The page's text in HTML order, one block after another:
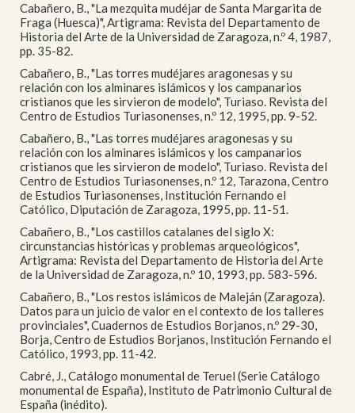
Cabañero, B., "La mezquita mudéjar de Santa Margarita de
Fraga (Huesca)", Artigrama: Revista del Departamento de
Historia del Arte de la Universidad de Zaragoza, n.º 4, 1987,
pp. 35-82.
Cabañero, B., "Las torres mudéjares aragonesas y su
relación con los alminares islámicos y los campanarios
cristianos que les sirvieron de modelo", Turiaso. Revista del
Centro de Estudios Turiasonenses, n.º 12, 1995, pp. 9-52.
Cabañero, B., "Las torres mudéjares aragonesas y su
relación con los alminares islámicos y los campanarios
cristianos que les sirvieron de modelo", Turiaso. Revista del
Centro de Estudios Turiasonenses, n.º 12, Tarazona, Centro
de Estudios Turiasonenses, Institución Fernando el
Católico, Diputación de Zaragoza, 1995, pp. 11-51.
Cabañero, B., "Los castillos catalanes del siglo X:
circunstancias históricas y problemas arqueológicos",
Artigrama: Revista del Departamento de Historia del Arte
de la Universidad de Zaragoza, n.º 10, 1993, pp. 583-596.
Cabañero, B., "Los restos islámicos de Maleján (Zaragoza).
Datos para un juicio de valor en el contexto de los talleres
provinciales", Cuadernos de Estudios Borjanos, n.º 29-30,
Borja, Centro de Estudios Borjanos, Institución Fernando el
Católico, 1993, pp. 11-42.
Cabré, J., Catálogo monumental de Teruel (Serie Catálogo
monumental de España), Instituto de Patrimonio Cultural de
España (inédito).